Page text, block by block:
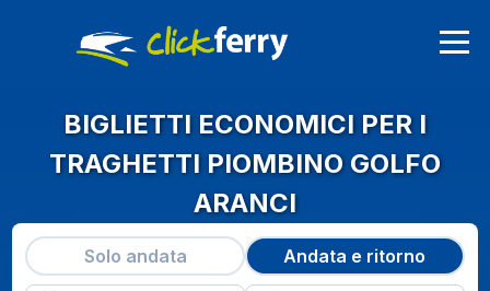
BIGLIETTI ECONOMICI PER I
TRAGHETTI PIOMBINO GOLFO
ARANCI
Solo andata Andata e ritorno